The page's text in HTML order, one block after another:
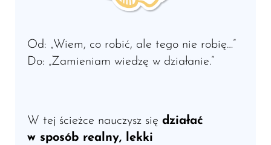
Od: „Wiem, co robić, ale tego nie robię…”
Do: „Zamieniam wiedzę w działanie.”
W tej ścieżce nauczysz się działać
w sposób realny, lekki